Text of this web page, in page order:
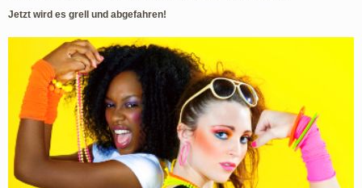
Jetzt wird es grell und abgefahren!